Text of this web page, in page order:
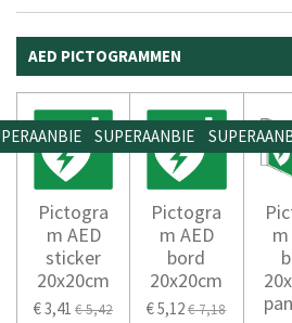
AED PICTOGRAMMEN
Pictogra
m AED
sticker
20x20cm
€ 3,41 € 5,42
SUPERAANBIEDING
Pictogra
m AED
bord
20x20cm
€ 5,12€ 7,18
m